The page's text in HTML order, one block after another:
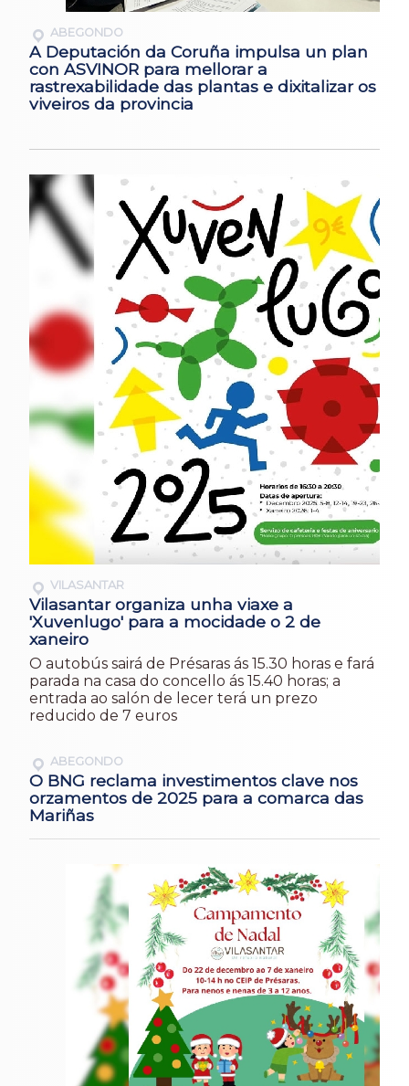
ABEGONDO
A Deputación da Coruña impulsa un plan
con ASVINOR para mellorar a
rastrexabilidade das plantas e dixitalizar os
viveiros da provincia
VILASANTAR
Vilasantar organiza unha viaxe a
'Xuvenlugo' para a mocidade o 2 de
xaneiro
O autobús sairá de Présaras ás 15.30 horas e fará
parada na casa do concello ás 15.40 horas; a
entrada ao salón de lecer terá un prezo
reducido de 7 euros
ABEGONDO
O BNG reclama investimentos clave nos
orzamentos de 2025 para a comarca das
Mariñas